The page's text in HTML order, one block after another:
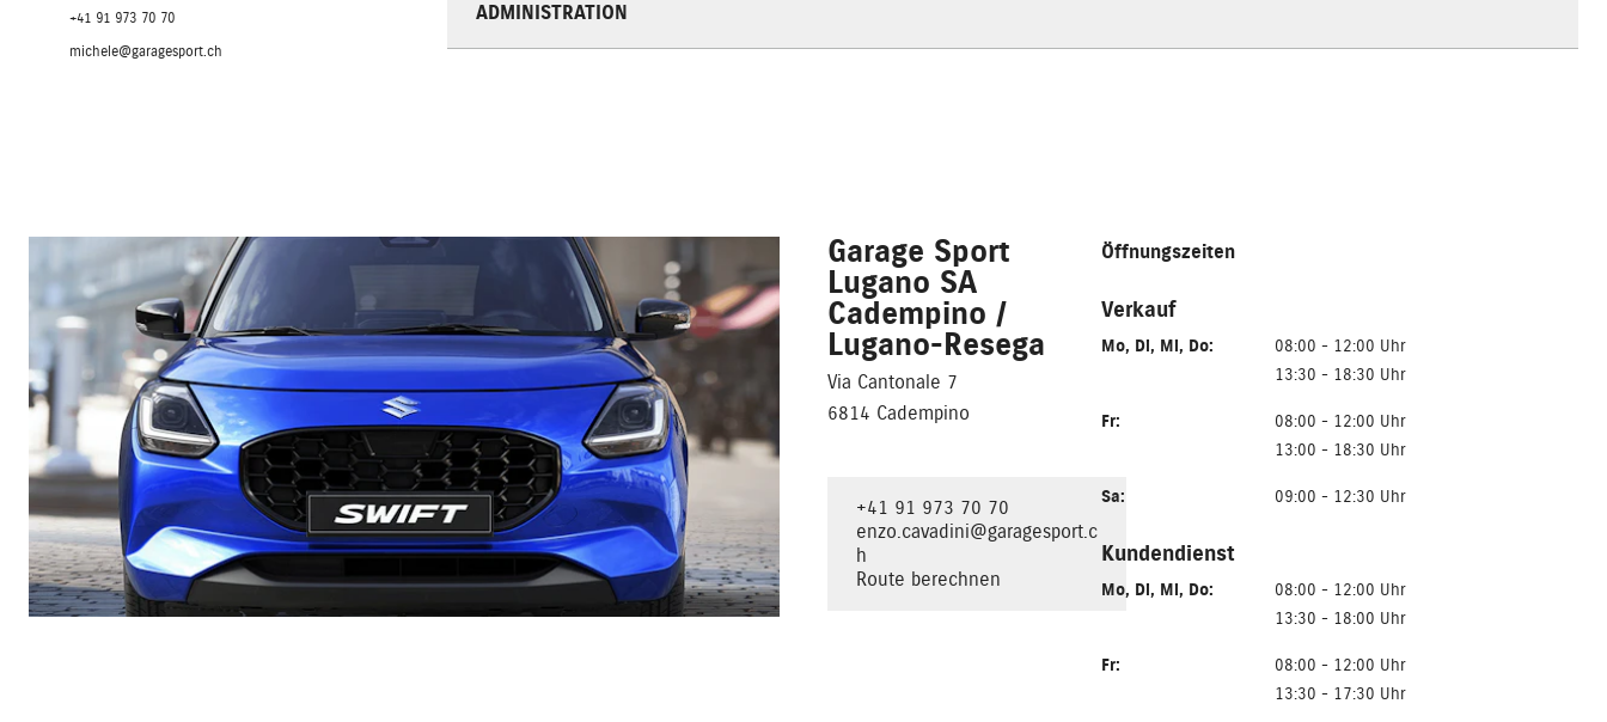
+41 91 973 70 70
michele@garagesport.ch
ADMINISTRATION
Garage Sport
Lugano SA
Cadempino /
Lugano-Resega
Via Cantonale 7
6814 Cadempino
+41 91 973 70 70
enzo.cavadini@garagesport.c
h
Route berechnen
Öffnungszeiten
Verkauf
Mo, Di, Mi, Do:
08:00 - 12:00 Uhr
13:30 - 18:30 Uhr
Fr:
08:00 - 12:00 Uhr
13:00 - 18:30 Uhr
Sa: 09:00 - 12:30 Uhr
Kundendienst
Mo, Di, Mi, Do:
08:00 - 12:00 Uhr
13:30 - 18:00 Uhr
Fr:
08:00 - 12:00 Uhr
13:30 - 17:30 Uhr